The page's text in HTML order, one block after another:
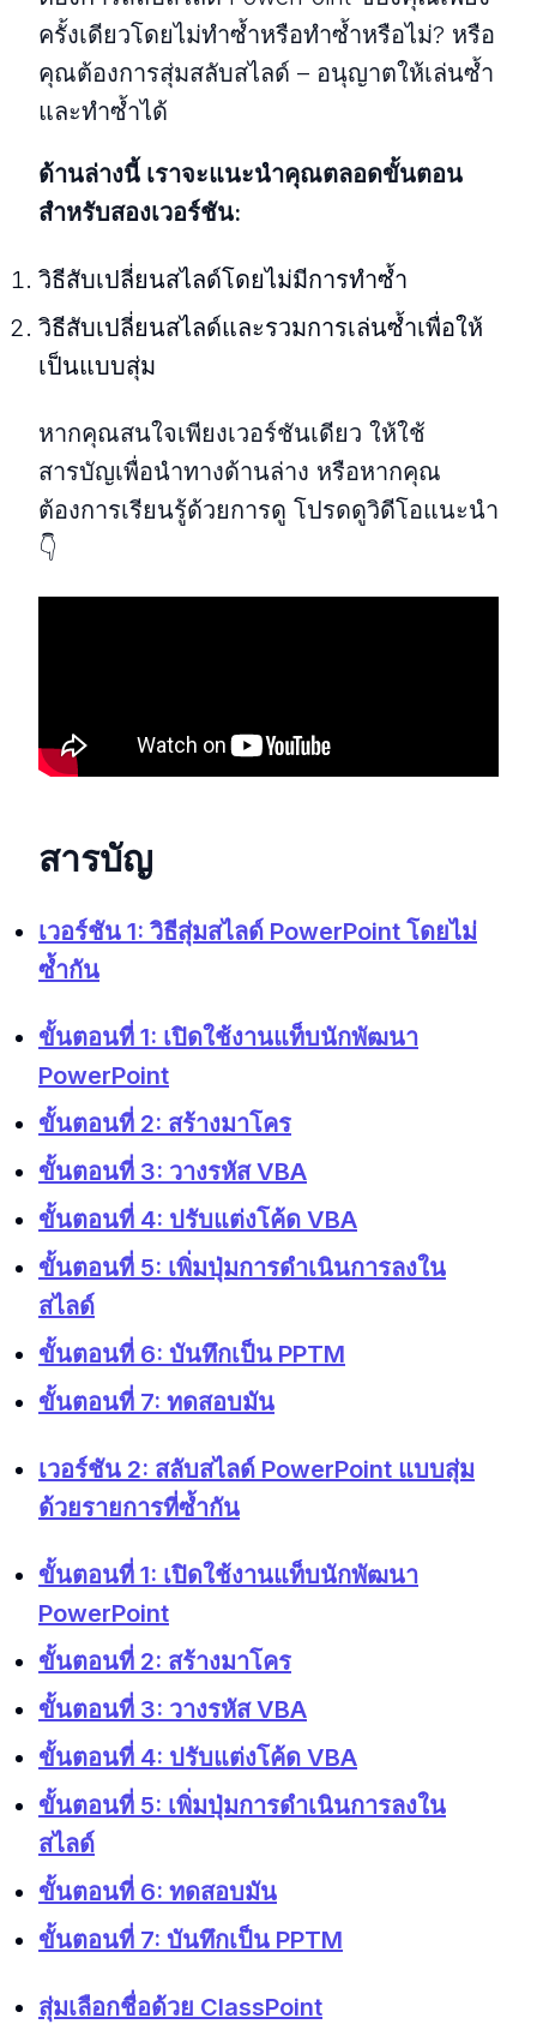
ครั้งเดียวโดยไม่ทำซ้ำหรือทำซ้ำหรือไม่? หรือ
คุณต้องการสุ่มสลับสไลด์ – อนุญาตให้เล่นซ้ำ
และทำซ้ำได้
ด้านล่างนี้ เราจะแนะนำคุณตลอดขั้นตอน
สำหรับสองเวอร์ชัน:
วิธีสับเปลี่ยนสไลด์โดยไม่มีการทำซ้ำ
วิธีสับเปลี่ยนสไลด์และรวมการเล่นซ้ำเพื่อให้
เป็นแบบสุ่ม
หากคุณสนใจเพียงเวอร์ชันเดียว ให้ใช้
สารบัญเพื่อนำทางด้านล่าง หรือหากคุณ
ต้องการเรียนรู้ด้วยการดู โปรดดูวิดีโอแนะนำ
👇
สารบัญ
เวอร์ชัน 1: วิธีสุ่มสไลด์ PowerPoint โดยไม่
ซ้ำกัน
ขั้นตอนที่ 1: เปิดใช้งานแท็บนักพัฒนา
PowerPoint
ขั้นตอนที่ 2: สร้างมาโคร
ขั้นตอนที่ 3: วางรหัส VBA
ขั้นตอนที่ 4: ปรับแต่งโค้ด VBA
ขั้นตอนที่ 5: เพิ่มปุ่มการดำเนินการลงใน
สไลด์
ขั้นตอนที่ 6: บันทึกเป็น PPTM
ขั้นตอนที่ 7: ทดสอบมัน
เวอร์ชัน 2: สลับสไลด์ PowerPoint แบบสุ่ม
ด้วยรายการที่ซ้ำกัน
ขั้นตอนที่ 1: เปิดใช้งานแท็บนักพัฒนา
PowerPoint
ขั้นตอนที่ 2: สร้างมาโคร
ขั้นตอนที่ 3: วางรหัส VBA
ขั้นตอนที่ 4: ปรับแต่งโค้ด VBA
ขั้นตอนที่ 5: เพิ่มปุ่มการดำเนินการลงใน
สไลด์
ขั้นตอนที่ 6: ทดสอบมัน
ขั้นตอนที่ 7: บันทึกเป็น PPTM
สุ่มเลือกชื่อด้วย ClassPoint